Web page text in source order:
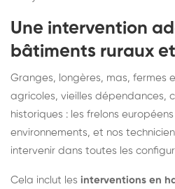
Une intervention
bâtiments ruraux
Granges, longères, mas, fermes
agricoles, vieilles dépendances,
historiques : les frelons
environnements, et nos
intervenir dans toutes les
Cela inclut les interventions en